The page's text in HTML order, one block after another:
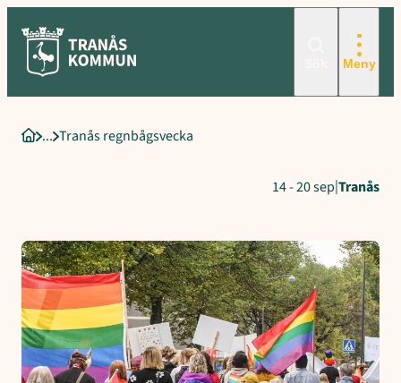
innehåll
Meny
StartsidaTranås regnbågsvecka
14 - 20 sep|Tranås